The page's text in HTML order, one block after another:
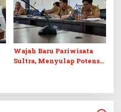
Wajah Baru Pariwisata
Sultra, Menyulap Potensi